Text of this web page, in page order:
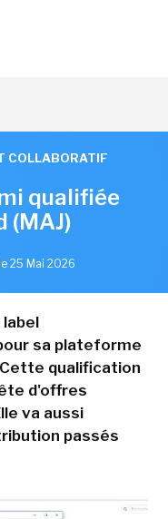
COLLABORATIF
qualifiée
(MAJ)
25 Mai 2026
sa plateforme
qualification
d'offres
va aussi
passés